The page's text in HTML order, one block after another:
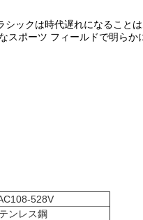
ックは時代遅れになること
ポーツ フィールドで明らか
528V
ンレス鋼